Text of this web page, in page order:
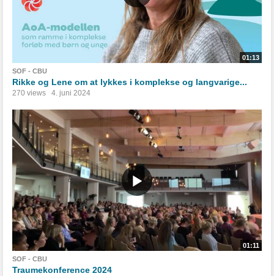
01:13
SOF - CBU
Rikke og Lene om at lykkes i komplekse og langvarige...
270 views 4. juni 2024
01:11
SOF - CBU
Traumekonference 2024